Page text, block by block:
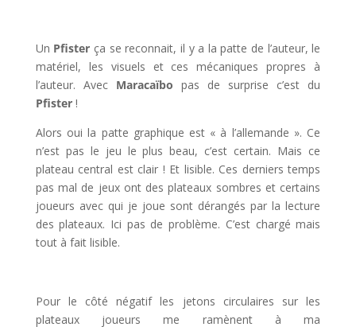
Un Pfister ça se reconnait, il y a la patte de l’auteur, le
matériel, les visuels et ces mécaniques propres à
l’auteur. Avec Maracaïbo pas de surprise c’est du
Pfister !
Alors oui la patte graphique est « à l’allemande ». Ce
n’est pas le jeu le plus beau, c’est certain. Mais ce
plateau central est clair ! Et lisible. Ces derniers temps
pas mal de jeux ont des plateaux sombres et certains
joueurs avec qui je joue sont dérangés par la lecture
des plateaux. Ici pas de problème. C’est chargé mais
tout à fait lisible.
Pour le côté négatif les jetons circulaires sur les
plateaux joueurs me ramènent à ma